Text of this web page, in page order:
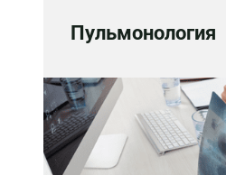
Пульмонология